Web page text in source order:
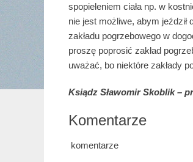
spopieleniem ciała np. w
nie jest możliwe, abym
zakładu pogrzebowego w
proszę poprosić zakład
uważać, bo niektóre zakłady
Ksiądz Sławomir Skoblik –
Komentarze
komentarze